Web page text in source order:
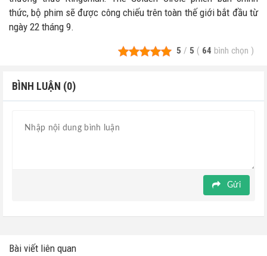
thức, bộ phim sẽ được công chiếu trên toàn thế giới bắt đầu từ
ngày 22 tháng 9.
5 / 5 ( 64 bình chọn )
BÌNH LUẬN (0)
Gửi
Bài viết liên quan